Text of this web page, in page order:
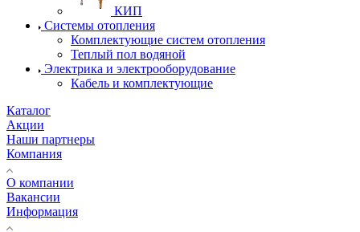
КИП
Системы отопления
Комплектующие систем отопления
Теплый пол водяной
Электрика и электрооборудование
Кабель и комплектующие
Каталог
Акции
Наши партнеры
Компания
О компании
Вакансии
Информация